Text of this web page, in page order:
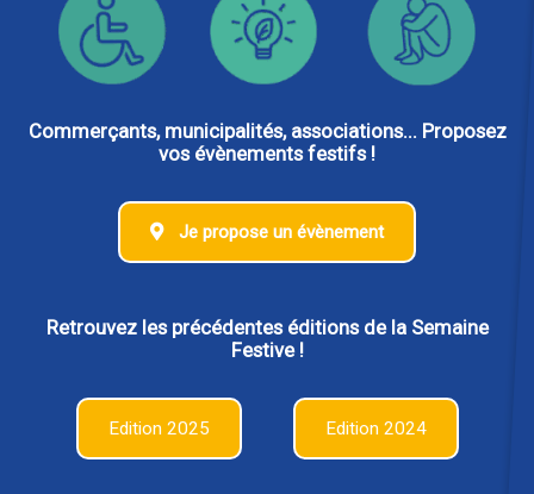
Commerçants, municipalités, associations... Proposez
vos évènements festifs !
Je propose un évènement
Retrouvez les précédentes éditions de la Semaine
Festive !
Edition 2025 Edition 2024